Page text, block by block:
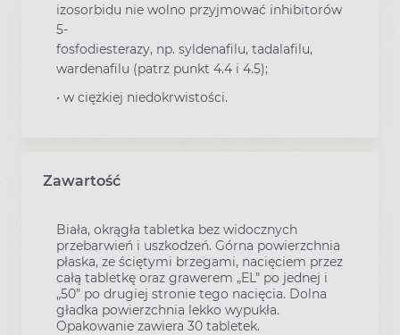
izosorbidu nie wolno przyjmować inhibitorów
5-
fosfodiesterazy, np. syldenafilu, tadalafilu,
wardenafilu (patrz punkt 4.4 i 4.5);
• w ciężkiej niedokrwistości.
Zawartość
Biała, okrągła tabletka bez widocznych
przebarwień i uszkodzeń. Górna powierzchnia
płaska, ze ściętymi brzegami, nacięciem przez
całą tabletkę oraz grawerem „EL” po jednej i
„50” po drugiej stronie tego nacięcia. Dolna
gładka powierzchnia lekko wypukła.
Opakowanie zawiera 30 tabletek.